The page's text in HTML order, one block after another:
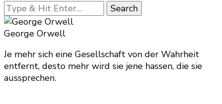
Looking
for
Something?
George Orwell
Je mehr sich eine Gesellschaft von der Wahrheit
entfernt, desto mehr wird sie jene hassen, die sie
aussprechen.